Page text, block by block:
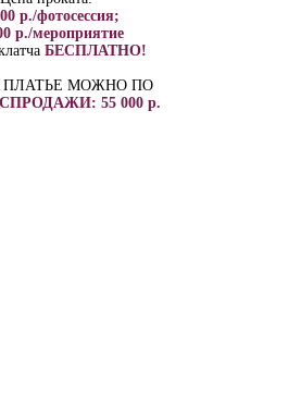
р./фотосессия;
р./мероприятие
БЕСПЛАТНО!
ПЛАТЬЕ МОЖНО ПО
55 000 р.